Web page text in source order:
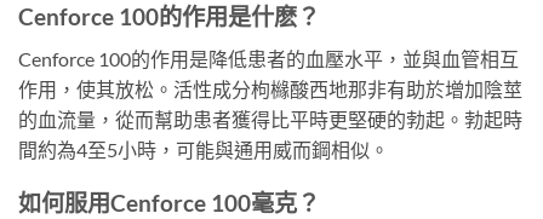
Cenforce 100的作用是什麽？
Cenforce 100的作用是降低患者的血壓水平，並與血管相互
作用，使其放松。活性成分枸櫞酸西地那非有助於增加陰莖
的血流量，從而幫助患者獲得比平時更堅硬的勃起。勃起時
間約為4至5小時，可能與通用威而鋼相似。
如何服用Cenforce 100毫克？